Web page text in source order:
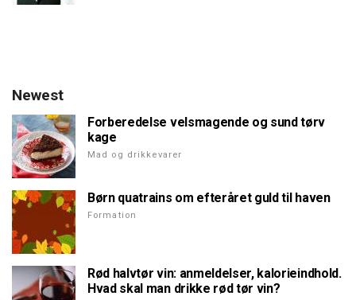
Newest
Forberedelse velsmagende og sund tørv
kage
Mad og drikkevarer
Børn quatrains om efteråret guld til haven
Formation
Rød halvtør vin: anmeldelser, kalorieindhold.
Hvad skal man drikke rød tør vin?